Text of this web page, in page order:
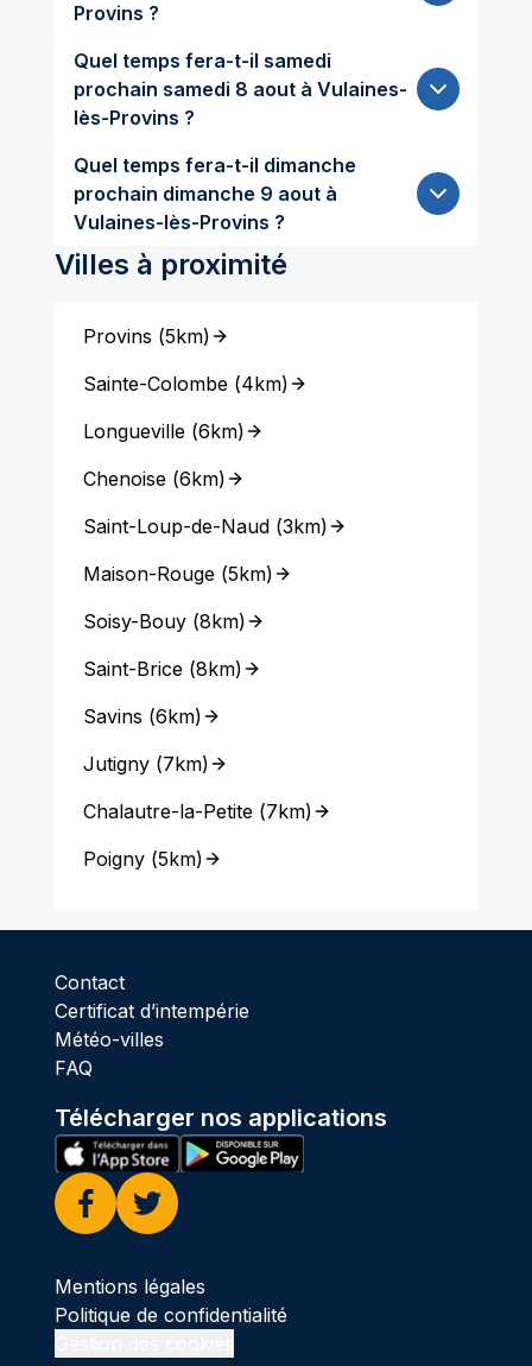
Provins ?
Quel temps fera-t-il samedi
prochain samedi 8 aout à Vulaines-
lès-Provins ?
Quel temps fera-t-il dimanche
prochain dimanche 9 aout à
Vulaines-lès-Provins ?
Villes à proximité
Provins (5km)
Sainte-Colombe(4km)
Longueville(6km)
Chenoise(6km)
Saint-Loup-de-Naud(3km)
Maison-Rouge(5km)
Soisy-Bouy(8km)
Saint-Brice(8km)
Savins (6km)
Jutigny(7km)
Chalautre-la-Petite(7km)
Poigny(5km)
Contact
Certificat d’intempérie
Météo-villes
FAQ
Télécharger nos applications
Facebook
Twitter
Mentions légales
Politique de confidentialité